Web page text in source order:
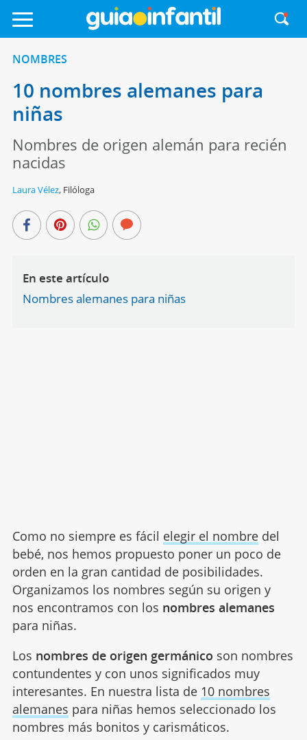
NOMBRES
10 nombres alemanes para
niñas
Nombres de origen alemán para recién
nacidas
Laura Vélez, Filóloga
En este artículo
Nombres alemanes para niñas
Como no siempre es fácil elegir el nombredel
bebé, nos hemos propuesto poner un poco de
orden en la gran cantidad de posibilidades.
Organizamos los nombres según su origen y
nos encontramos con los nombres alemanes
para niñas.
Los nombres de origen germánico son nombres
contundentes y con unos significados muy
interesantes. En nuestra lista de 10 nombres
alemanes para niñas hemos seleccionado los
nombres más bonitos y carismáticos.